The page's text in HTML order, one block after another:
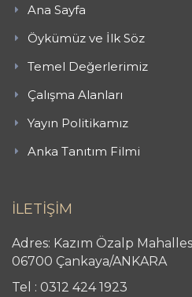
Ana Sayfa
Öykümüz ve İlk Söz
Temel Değerlerimiz
Çalışma Alanları
Yayın Politikamız
Anka Tanıtım Filmi
İLETİŞİM
Adres: Kazım Özalp
06700 Çankaya/ANKARA
Tel : 0312 424 1923